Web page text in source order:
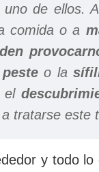
de ellos.
comida o a
pesteo la
el
tratarse este
y todo